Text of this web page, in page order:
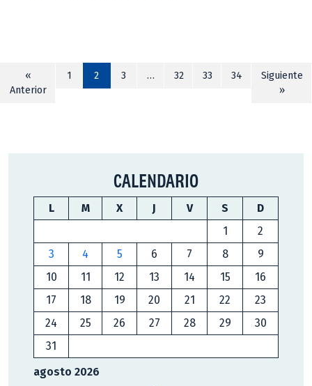
«
Anterior
1 2 3 … 32 33 34
Siguiente
»
CALENDARIO
agosto 2026
L M X J V S
D
1
2
3
4 5 6 7 8
9
10
11 12 13 14 15
16
17
18 19 20 21 22
23
24
25 26 27 28 29
30
31